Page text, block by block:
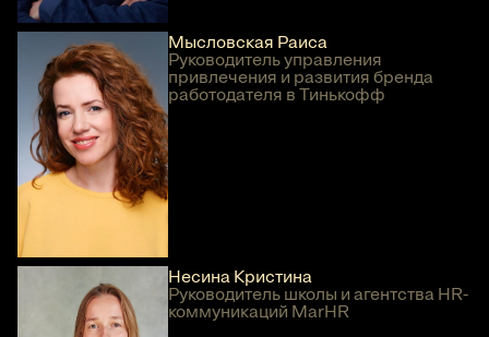
Мысловская Раиса
Руководитель управления
привлечения и развития бренда
работодателя в Тинькофф
Несина Кристина
Руководитель школы и агентства HR-
коммуникаций MarHR